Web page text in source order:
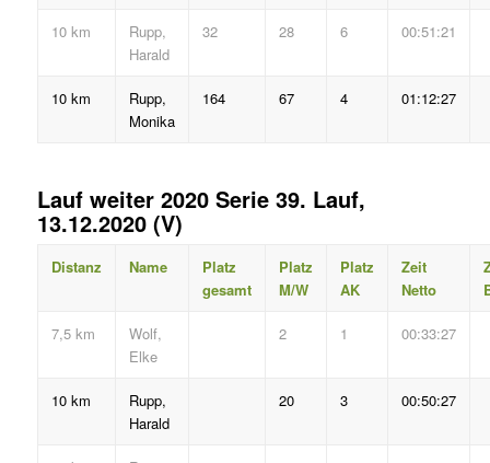
10 km
Rupp,
Harald
32 28 6 00:51:21
10 km
Rupp,
Monika
164 67 4 01:12:27
Lauf weiter 2020 Serie 39. Lauf,
13.12.2020 (V)
Distanz Name
Platz
gesamt
Platz
M/W
Platz
AK
Zeit
Netto
7,5 km
Wolf,
Elke
2 1 00:33:27
10 km
Rupp,
Harald
20 3 00:50:27